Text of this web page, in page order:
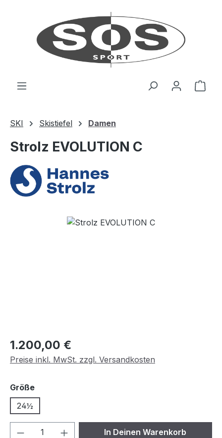
SKI Skistiefel Damen
Strolz EVOLUTION C
Bildergalerie überspringen
Regulärer Preis:
1.200,00 €
Preise inkl. MwSt. zzgl. Versandkosten
Größeauswählen
24½
Produkt Anzahl: Gib denIn Deinen Warenkorb